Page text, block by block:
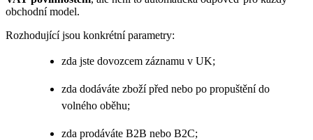
obchodní model.
Rozhodující jsou konkrétní parametry:
zda jste dovozcem záznamu v UK;
zda dodáváte zboží před nebo po propuštění do
volného oběhu;
zda prodáváte B2B nebo B2C;